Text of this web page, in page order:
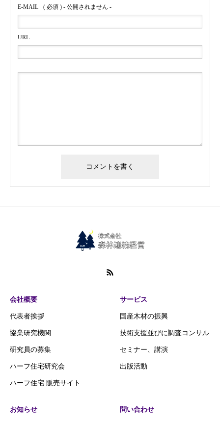
E-MAIL ( 必須 ) - 公開されません -
URL
会社概要
代表者挨拶
協業研究機関
研究員の募集
ハーフ住宅研究会
ハーフ住宅 販売サイト
サービス
国産木材の振興
技術支援並びに調査コンサル
セミナー、講演
出版活動
お知らせ 問い合わせ